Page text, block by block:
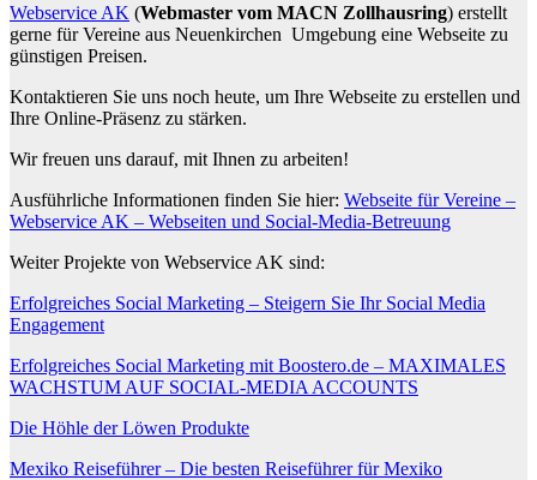
Webservice AK (Webmaster vom MACN Zollhausring) erstellt
gerne für Vereine aus Neuenkirchen Umgebung eine Webseite zu
günstigen Preisen.
Kontaktieren Sie uns noch heute, um Ihre Webseite zu erstellen und
Ihre Online-Präsenz zu stärken.
Wir freuen uns darauf, mit Ihnen zu arbeiten!
Ausführliche Informationen finden Sie hier: Webseite für Vereine –
Webservice AK – Webseiten und Social-Media-Betreuung
Weiter Projekte von Webservice AK sind:
Erfolgreiches Social Marketing – Steigern Sie Ihr Social Media
Engagement
Erfolgreiches Social Marketing mit Boostero.de – MAXIMALES
WACHSTUM AUF SOCIAL-MEDIA ACCOUNTS
Die Höhle der Löwen Produkte
Mexiko Reiseführer – Die besten Reiseführer für Mexiko